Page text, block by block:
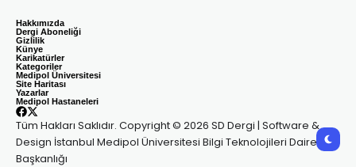
Hakkımızda
Dergi Aboneliği
Gizlilik
Künye
Karikatürler
Kategoriler
Medipol Üniversitesi
Site Haritası
Yazarlar
Medipol Hastaneleri
Tüm Hakları Saklıdır. Copyright © 2026 SD Dergi | Software &
Design İstanbul Medipol Üniversitesi Bilgi Teknolojileri Daire
Başkanlığı